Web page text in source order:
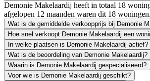
Demonie Makelaardij heeft in totaal 18
afgelopen 12 maanden waren dit 18 woningen.
Wat is de gemiddelde verkoopprijs bij Demonie
Hoe snel verkoopt Demonie Makelaardij een
In welke plaatsen is Demonie Makelaardij actief?
Wat is de beoordeling van Demonie Makelaardij?
Waarin is Demonie Makelaardij gespecialiseerd?
Voor wie is Demonie Makelaardij geschikt?